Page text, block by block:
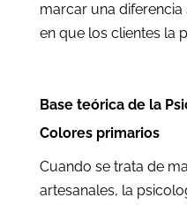
marcar una
en que los clientes la
Base teórica de la
Colores primarios
Cuando se trata de
artesanales, la